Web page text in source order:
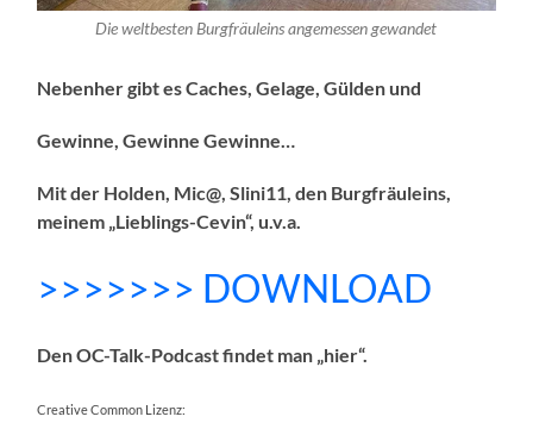
Die weltbesten Burgfräuleins angemessen gewandet
Nebenher gibt es Caches, Gelage, Gülden und
Gewinne, Gewinne Gewinne…
Mit der Holden, Mic@, Slini11, den Burgfräuleins,
meinem „Lieblings-Cevin“, u.v.a.
>>>>>>> DOWNLOAD
Den OC-Talk-Podcast findet man „hier“.
Creative Common Lizenz: